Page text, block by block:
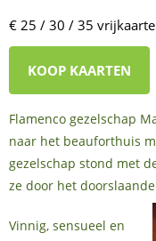
€ 25 / 30 / 35
KOOP KAARTEN
Flamenco gezelschap
naar het beauforthuis
gezelschap stond met
ze door het
Vinnig, sensueel en